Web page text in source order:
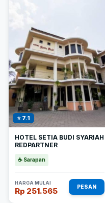
⭐ 7.1
HOTEL SETIA BUDI SYARIAH
REDPARTNER
☕ Sarapan
HARGA MULAI
Rp 251.565 PESAN